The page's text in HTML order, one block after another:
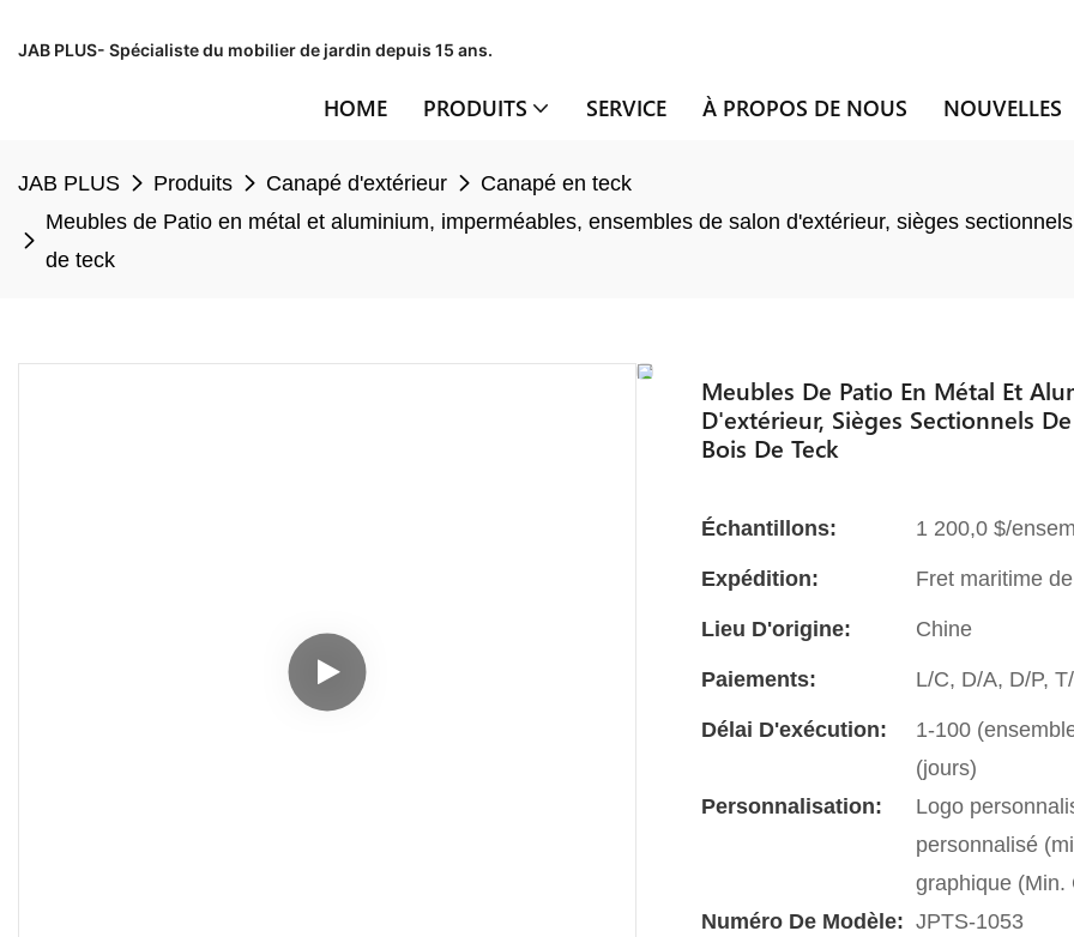
JAB PLUS- Spécialiste du mobilier de jardin depuis 15 ans.
HOME PRODUITS SERVICE À PROPOS DE NOUS NOUVELLES
JAB PLUS Produits Canapé d'extérieur
Canapé en teck
Meubles de Patio en métal et aluminium, imperméables, ensembles de salon d'extérieur, sièges
de teck
Meubles De Patio En Métal Et
D'extérieur, Sièges Sectionnels
Bois De Teck
Échantillons: 1 200,0 $/
Expédition: Fret maritime
Lieu D'origine: Chine
Paiements: L/C, D/A, D/P,
Délai D'exécution:
1-100
(jours)
Personnalisation:
Logo
personnalisé
graphique (Min.
Numéro De Modèle: JPTS-1053